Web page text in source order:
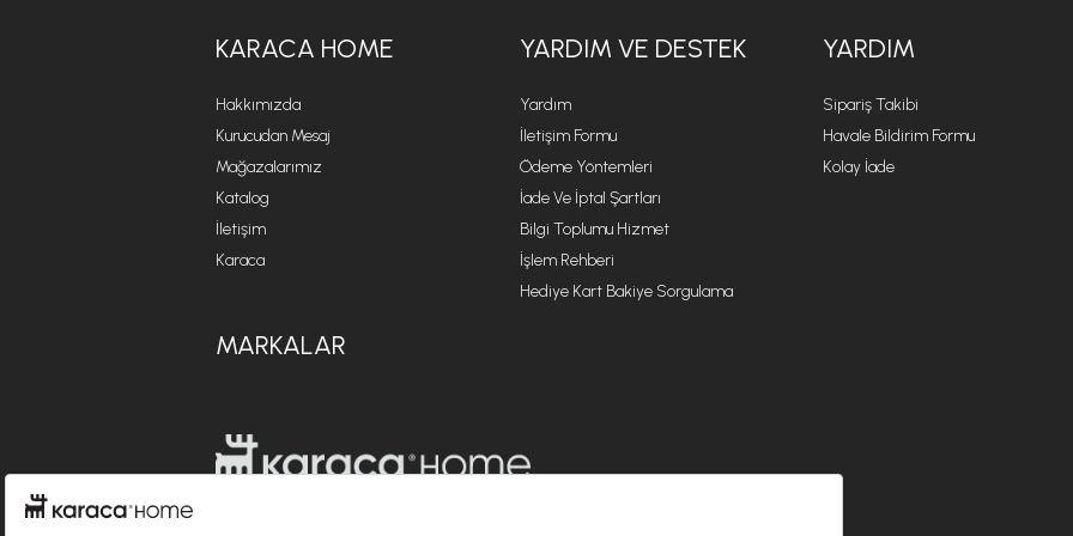
KARACA HOME
Hakkımızda
Kurucudan Mesaj
Mağazalarımız
Katalog
İletişim
Karaca
YARDIM VE DESTEK
Yardım
İletişim Formu
Ödeme Yöntemleri
İade Ve İptal Şartları
Bilgi Toplumu Hizmet
İşlem Rehberi
Hediye Kart Bakiye Sorgulama
YARDIM
Sipariş Takibi
Havale Bildirim Formu
Kolay İade
MARKALAR